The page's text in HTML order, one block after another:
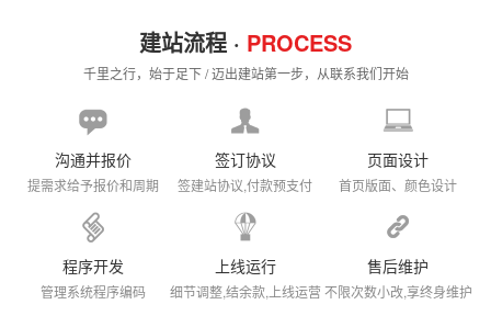
建站流程 · PROCESS
千里之行，始于足下 / 迈出建站第一步，从联系我们开始
沟通并报价
提需求给予报价和周期
签订协议
签建站协议,付款预支付
页面设计
首页版面、颜色设计
程序开发
管理系统程序编码
上线运行
细节调整,结余款,上线运营
售后维护
不限次数小改,享终身维护